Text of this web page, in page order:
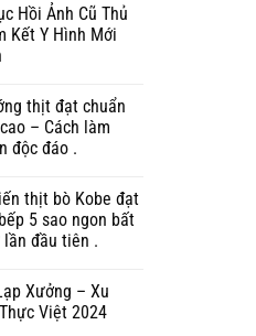
Hồi Ảnh Cũ Thủ
Kết Y Hình Mới
thịt đạt chuẩn
– Cách làm
độc đáo .
thịt bò Kobe đạt
5 sao ngon bất
đầu tiên .
Xưởng – Xu
Việt 2024